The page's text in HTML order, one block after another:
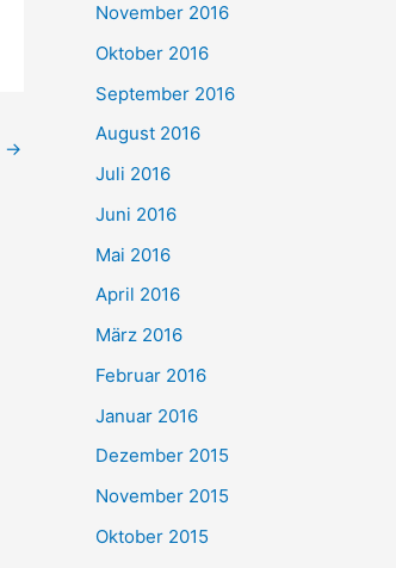
→
November 2016
Oktober 2016
September 2016
August 2016
Juli 2016
Juni 2016
Mai 2016
April 2016
März 2016
Februar 2016
Januar 2016
Dezember 2015
November 2015
Oktober 2015